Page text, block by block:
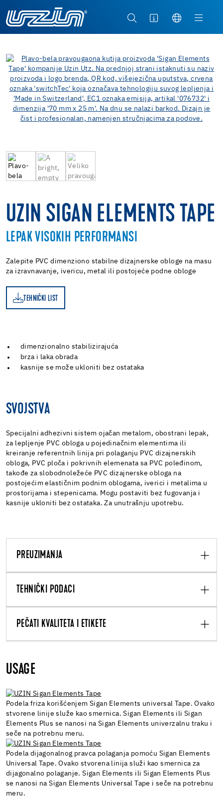
UZIN SIGAN ELEMENTS TAPE
LEPAK VISOKIH PERFORMANSI
Zalepite PVC dimenziono stabilne dizajnerske obloge na masu
za izravnavanje, ivericu, metal ili postojeće podne obloge
TEHNIČKI LIST
dimenzionalno stabilizirajuća
brza i laka obrada
kasnije se može ukloniti bez ostataka
SVOJSTVA
Specijalni adhezivni sistem ojačan metalom, obostrani lepak,
za lepljenje PVC obloga u pojedinačnim elementima ili
kreiranje referentnih linija pri polaganju PVC dizajnerskih
obloga, PVC ploča i pokrivnih elemenata sa PVC poleđinom,
takođe za slobodnoležeće PVC dizajnerske obloga na
postojećim elastičnim podnim oblogama, iverici i metalima u
prostorijama i stepenicama. Mogu postaviti bez fugovanja i
kasnije ukloniti bez ostataka. Za unutrašnju upotrebu.
PREUZIMANJA
TEHNIČKI PODACI
PEČATI KVALITETA I ETIKETE
USAGE
Podela friza korišćenjem Sigan Elements universal Tape. Ovako
stvorene linije služe kao smernica. Sigan Elements ili Sigan
Elements Plus se nanosi na Sigan Elements univerzalnu traku i
seče na potrebnu meru.
Podela dijagonalnog pravca polaganja pomoću Sigan Elements
Universal Tape. Ovako stvorena linija služi kao smernica za
dijagonalno polaganje. Sigan Elements ili Sigan Elements Plus
se nanosi na Sigan Elements Universal Tape i seče na potrebnu
meru.